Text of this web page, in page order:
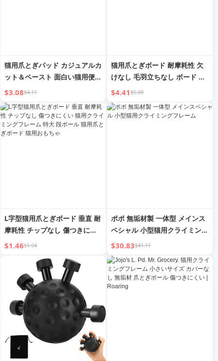
猫用爪とぎパッド カジュアルカ
ット＆ペースト 面白い猫用便利
グッズ 摩耗耐性 傷つきにくい
ソファ保護 猫用クライミング
猫用爪とぎボード
$3.08$4.11
猫用爪とぎボード 耐摩耗性 欠
けなし 毛羽立ちなし ボード ネ
スト 一体型 猫用爪とぎ抵抗 猫
用爪とぎボード ノンセルフハイ
ストレス解消 猫用おもちゃ 猫
$4.41$5.88
L字型猫用爪とぎボード 垂直 耐
摩耗性 チップなし 傷つきにく
い 猫用クライミングフレーム
ド 猫用おもちゃ
$1.46$1.94
ポポ 無垢材製 一体型 メインス
ペシャル 小型猫用クライミング
フレーム
$30.83$41.11